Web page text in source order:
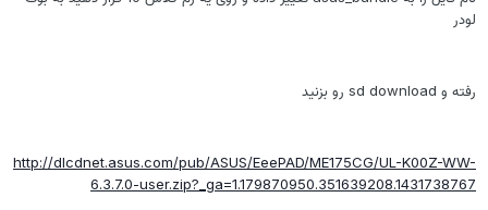
لودر
رفته و sd download رو بزنید
http://dlcdnet.asus.com/pub/ASUS/EeePAD/ME175CG/UL-K00Z-WW-
6.3.7.0-user.zip?_ga=1.179870950.351639208.1431738767